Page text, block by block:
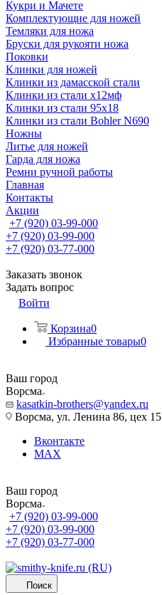
Кукри и Мачете
Комплектующие для ножей
Темляки для ножа
Бруски для рукояти ножа
Поковки
Клинки для ножей
Клинки из дамасской стали
Клинки из стали х12мф
Клинки из стали 95х18
Клинки из стали Bohler N690
Ножны
Литье для ножей
Гарда для ножа
Ремни ручной работы
Главная
Контакты
Акции
+7 (920) 03-99-000
+7 (920) 03-99-000
+7 (920) 03-77-000
Заказать звонок
Задать вопрос
Войти
Корзина0
Избранные товары0
Ваш город
Ворсма
kasatkin-brothers@yandex.ru
Ворсма, ул. Ленина 86, цех 15
Вконтакте
MAX
Ваш город
Ворсма
+7 (920) 03-99-000
+7 (920) 03-99-000
+7 (920) 03-77-000
Поиск